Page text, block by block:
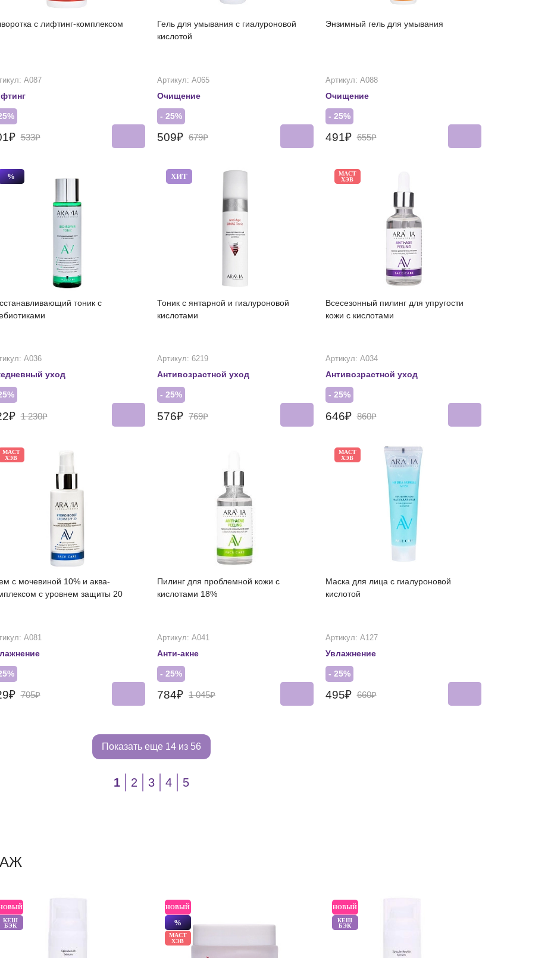
с лифтинг-комплексом
А087
533₽
Гель для умывания с гиалуроновой
кислотой
Артикул: А065
Очищение
- 25%
509₽ 679₽
Энзимный гель для умывания
Артикул: А088
Очищение
- 25%
491₽ 655₽
%
тоник с
А036
уход
1 230₽
ХИТ
Тоник с янтарной и гиалуроновой
кислотами
Артикул: 6219
Антивозрастной уход
- 25%
576₽ 769₽
МАСТ
ХЭВ
Всесезонный пилинг для упругости
кожи с кислотами
Артикул: А034
Антивозрастной уход
- 25%
646₽ 860₽
МАСТ
ХЭВ
с мочевиной 10% и аква-
с уровнем защиты 20
А081
705₽
Пилинг для проблемной кожи с
кислотами 18%
Артикул: А041
Анти-акне
- 25%
784₽ 1 045₽
МАСТ
ХЭВ
Маска для лица с гиалуроновой
кислотой
Артикул: А127
Увлажнение
- 25%
495₽ 660₽
Показать еще 14 из 56
1 2 3 4 5
КЕШ
БЭК
НОВЫЙ
%
МАСТ
ХЭВ
НОВЫЙ
КЕШ
БЭК